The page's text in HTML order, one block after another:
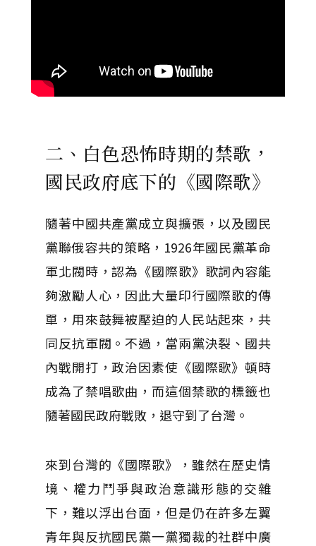
二、白色恐怖時期的禁歌，
國民政府底下的《國際歌》
隨著中國共產黨成立與擴張，以及國民
黨聯俄容共的策略，1926年國民黨革命
軍北閥時，認為《國際歌》歌詞內容能
夠激勵人心，因此大量印行國際歌的傳
單，用來鼓舞被壓迫的人民站起來，共
同反抗軍閥。不過，當兩黨決裂、國共
內戰開打，政治因素使《國際歌》頓時
成為了禁唱歌曲，而這個禁歌的標籤也
隨著國民政府戰敗，退守到了台灣。
來到台灣的《國際歌》，雖然在歷史情
境、權力鬥爭與政治意識形態的交雜
下，難以浮出台面，但是仍在許多左翼
青年與反抗國民黨一黨獨裁的社群中廣